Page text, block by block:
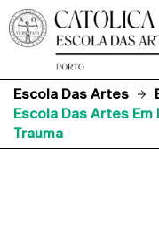
Escola Das Artes
Escola Das Artes Em
Trauma